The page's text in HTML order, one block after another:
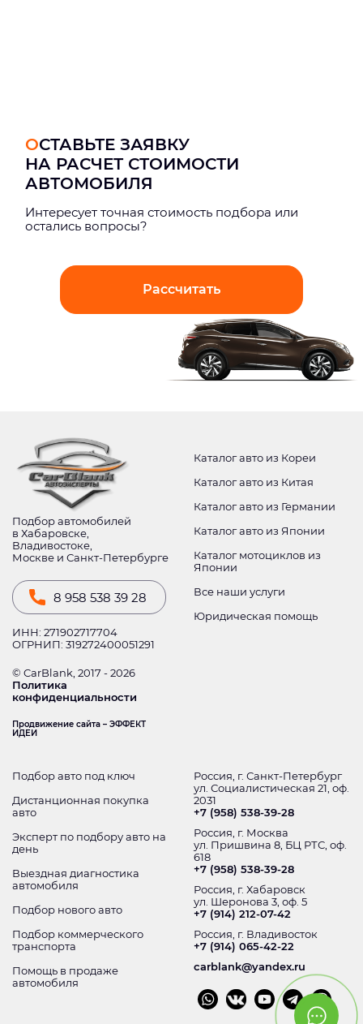
ОСТАВЬТЕ ЗАЯВКУ
НА РАСЧЕТ СТОИМОСТИ
АВТОМОБИЛЯ
Интерeсует точная стоимость подбора или
остались вопросы?
Рассчитать
Подбор автомобилей
в Хабаровске,
Владивостоке,
Москве и Санкт-Петербурге
8 958 538 39 28
ИНН: 271902717704
ОГРНИП: 319272400051291
© CarBlank, 2017 - 2026
Политика
конфиденциальности
Продвижение сайта – ЭФФЕКТ
ИДЕИ
Каталог авто из Кореи
Каталог авто из Китая
Каталог авто из Германии
Каталог авто из Японии
Каталог мотоциклов из
Японии
Все наши услуги
Юридическая помощь
Подбор авто под ключ
Дистанционная покупка
авто
Эксперт по подбору авто на
день
Выездная диагностика
автомобиля
Подбор нового авто
Подбор коммерческого
транспорта
Помощь в продаже
автомобиля
Россия, г. Санкт-Петербург
ул. Социалистическая 21, оф.
2031
+7 (958) 538-39-28
Россия, г. Москва
ул. Пришвина 8, БЦ РТС, оф.
618
+7 (958) 538-39-28
Россия, г. Хабаровск
ул. Шеронова 3, оф. 5
+7 (914) 212-07-42
Россия, г. Владивосток
+7 (914) 065-42-22
carblank@yandex.ru